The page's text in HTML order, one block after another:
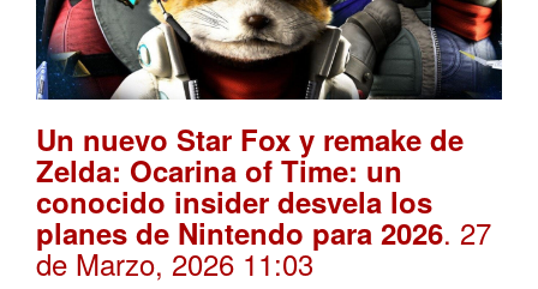
Un nuevo Star Fox y remake de
Zelda: Ocarina of Time: un
conocido insider desvela los
planes de Nintendo para 2026. 27
de Marzo, 2026 11:03